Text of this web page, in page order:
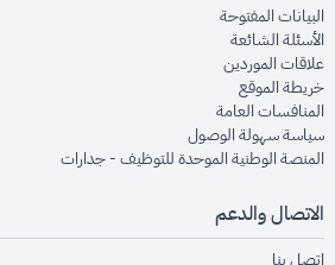
البيانات المفتوحةopens in new window
الأسئلة الشائعةopens in new window
علاقات الموردينopens in new window
خريطة الموقعopens in new window
المنافسات العامةopens in new window
سياسة سهولة الوصولopens in new window
المنصة الوطنية الموحدة للتوظيف - جداراتwindow
الاتصال والدعم
اتصل بنا